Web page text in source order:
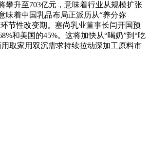
攀升至703亿元，意味着行业从规模扩张
味着中国乳品布局正派历从“养分弥
节性改变期。塞尚乳业董事长闫开国预
和美国的45%。这将加快从“喝奶”到“吃
取家用双沉需求持续拉动深加工原料市